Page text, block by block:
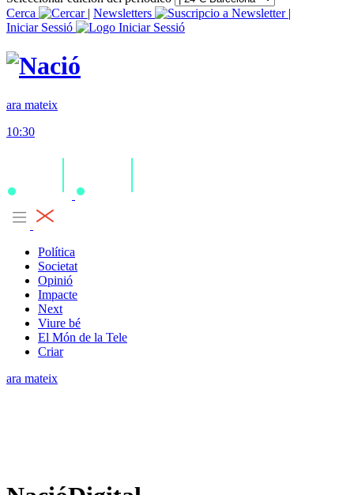
Cerca
| Newsletters
|
Iniciar Sessió
ara mateix
10:30
Política
Societat
Opinió
Impacte
Next
Viure bé
El Món de la Tele
Criar
ara mateix